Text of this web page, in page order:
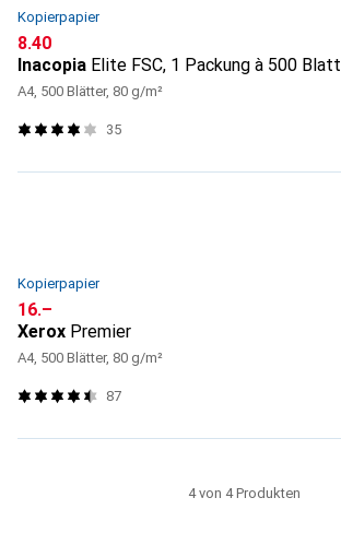
Kopierpapier
CHF
8.40
Inacopia Elite FSC, 1 Packung à 500 Blatt
A4, 500 Blätter, 80 g/m²
35
Kopierpapier
CHF
16.–
Xerox Premier
A4, 500 Blätter, 80 g/m²
87
4 von 4 Produkten